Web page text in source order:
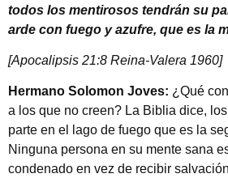
todos los mentirosos tendrán su
arde con fuego y azufre, que es la
[Apocalipsis 21:8 Reina-Valera 1960]
Hermano Solomon Joves: ¿Qué
a los que no creen? La Biblia dice,
parte en el lago de fuego que es la
Ninguna persona en su mente sana
condenado en vez de recibir